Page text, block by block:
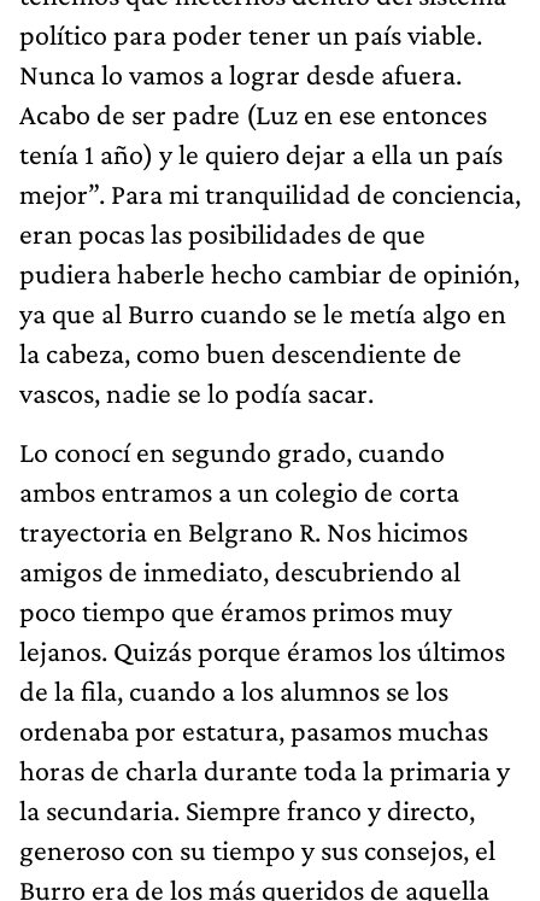
político para poder tener un país viable.
Nunca lo vamos a lograr desde afuera.
Acabo de ser padre (Luz en ese entonces
tenía 1 año) y le quiero dejar a ella un país
mejor”. Para mi tranquilidad de conciencia,
eran pocas las posibilidades de que
pudiera haberle hecho cambiar de opinión,
ya que al Burro cuando se le metía algo en
la cabeza, como buen descendiente de
vascos, nadie se lo podía sacar.
Lo conocí en segundo grado, cuando
ambos entramos a un colegio de corta
trayectoria en Belgrano R. Nos hicimos
amigos de inmediato, descubriendo al
poco tiempo que éramos primos muy
lejanos. Quizás porque éramos los últimos
de la fila, cuando a los alumnos se los
ordenaba por estatura, pasamos muchas
horas de charla durante toda la primaria y
la secundaria. Siempre franco y directo,
generoso con su tiempo y sus consejos, el
Burro era de los más queridos de aquella